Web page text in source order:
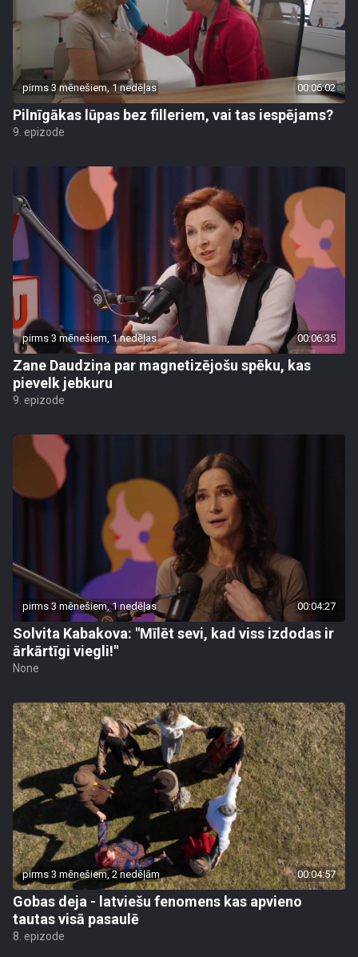
pirms 3 mēnešiem, 1 nedēļas 00:06:02
Pilnīgākas lūpas bez filleriem, vai tas iespējams?
9. epizode
pirms 3 mēnešiem, 1 nedēļas 00:06:35
Zane Daudziņa par magnetizējošu spēku, kas
pievelk jebkuru
9. epizode
pirms 3 mēnešiem, 1 nedēļas 00:04:27
Solvita Kabakova: "Mīlēt sevi, kad viss izdodas ir
ārkārtīgi viegli!"
None
pirms 3 mēnešiem, 2 nedēļām 00:04:57
Gobas deja - latviešu fenomens kas apvieno
tautas visā pasaulē
8. epizode